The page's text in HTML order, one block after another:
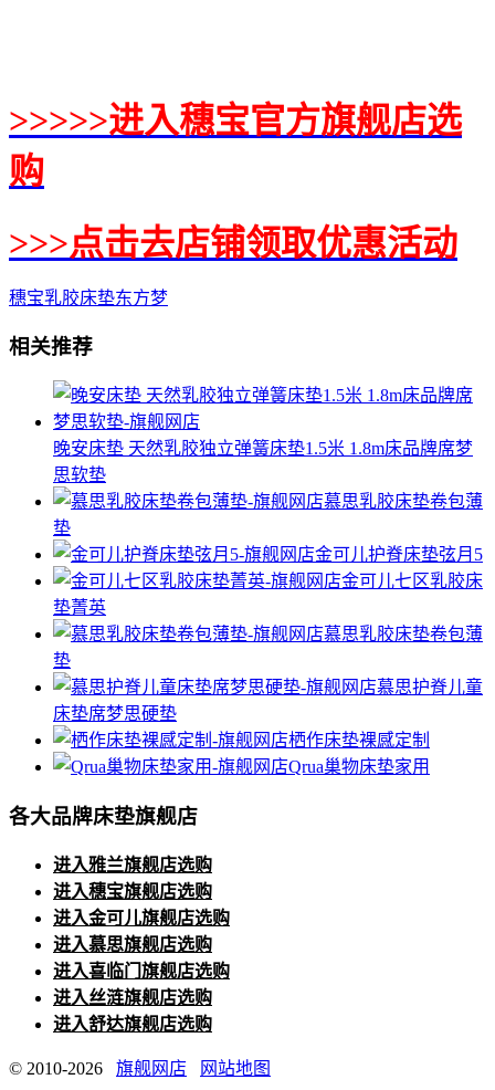
>>>>>进入穗宝官方旗舰店选
购
>>>点击去店铺领取优惠活动
穗宝乳胶床垫东方梦
相关推荐
晚安床垫 天然乳胶独立弹簧床垫1.5米 1.8m床品牌席梦
思软垫
慕思乳胶床垫卷包薄
垫
金可儿护脊床垫弦月5
金可儿七区乳胶床
垫菁英
慕思乳胶床垫卷包薄
垫
慕思护脊儿童
床垫席梦思硬垫
栖作床垫裸感定制
Qrua巢物床垫家用
各大品牌床垫旗舰店
进入雅兰旗舰店选购
进入穗宝旗舰店选购
进入金可儿旗舰店选购
进入慕思旗舰店选购
进入喜临门旗舰店选购
进入丝涟旗舰店选购
进入舒达旗舰店选购
© 2010-2026 旗舰网店 网站地图